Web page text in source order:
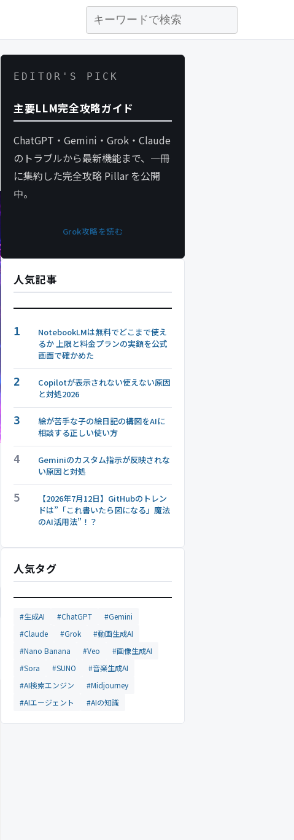
EDITOR'S PICK
主要LLM完全攻略ガイド
ChatGPT・Gemini・Grok・Claude
のトラブルから最新機能まで、一冊
に集約した完全攻略 Pillar を公開
中。
Grok攻略を読む
人気記事
1
NotebookLMは無料でどこまで使え
るか 上限と料金プランの実額を公式
画面で確かめた
2
Copilotが表示されない使えない原因
と対処2026
3
絵が苦手な子の絵日記の構図をAIに
相談する正しい使い方
4
Geminiのカスタム指示が反映されな
い原因と対処
5
【2026年7月12日】GitHubのトレン
ドは”「これ書いたら図になる」魔法
のAI活用法”！？
人気タグ
#生成AI #ChatGPT
#Gemini
#Claude
#Grok
#動画生成AI
#Nano Banana
#Veo
#画像生成AI
#Sora
#SUNO
#音楽生成AI
#AI検索エンジン
#Midjourney
#AIエージェント
#AIの知識